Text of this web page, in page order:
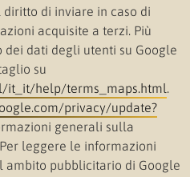
diritto di inviare in caso di
acquisite a terzi. Più
dati degli utenti su Google
su
it_it/help/terms_maps.html.
privacy/update?
generali sulla
leggere le informazioni
pubblicitario di Google